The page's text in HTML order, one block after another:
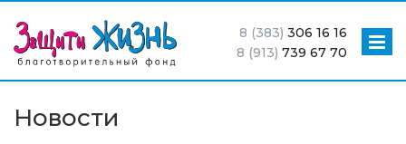
8 (383) 306 16 16
8 (913) 739 67 70
Новости